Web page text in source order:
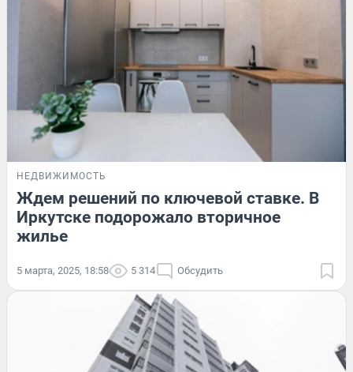
НЕДВИЖИМОСТЬ
Ждем решений по ключевой ставке. В
Иркутске подорожало вторичное
жилье
5 марта, 2025, 18:58 5 314 Обсудить